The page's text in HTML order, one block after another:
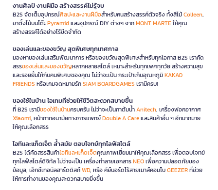
งานศิลป์ งานฝีมือ สร้างสรรค์ไม่รู้จบ
B2S จัดเต็มอุปกรณ์ศิลปะและงานฝีมือสำหรับคนสร้างสรรค์ตัวจริง ทั้งสีไม้Colleen,
ขาตั้งไม้บนโต๊ะPyramidและอุปกรณ์ DIY ต่างๆ จากMONT MARTEให้คุณ
สร้างสรรค์ได้อย่างไร้ขีดจำกัด
ของเล่นและของขวัญ สุดพิเศษทุกเทศกาล
มองหาของเล่นเสริมพัฒนาการ หรือของขวัญสุดพิเศษสำหรับทุกโอกาส B2S เราคัด
สรรของเล่นและของขวัญหลากหลายสไตล์ เหมาะสำหรับทุกเพศทุกวัย สร้างความสุข
และรอยยิ้มให้กับคนพิเศษของคุณ ไม่ว่าจะเป็น กระเป๋าเก็บอุณหภูมิKAKAO
FRIENDS หรือเกมจดหมายรักSIAM BOARDGAMES เรามีครบ!
ของใช้ในบ้าน ไอเทมที่ช่วยให้ชีวิตสะดวกสบายขึ้น
ที่ B2S เรามีของใช้ในบ้านครบครัน ไม่ว่าจะเป็นกาต้มน้ำAnitech, เครื่องฟอกอากาศ
Xiaomi, หน้ากากอนามัยทางการแพทย์Double A Careและสินค้าอื่น ๆ อีกมากมาย
ให้คุณเลือกสรร
ไอทีและแก็ดเจ็ต ล้ำสมัย ตอบโจทย์ทุกไลฟ์สไตล์
B2S ได้คัดสรรสินค้าไอทีและแก็ดเจ็ตคุณภาพเยี่ยมมาให้คุณเลือกสรร เพื่อตอบโจทย์
ทุกไลฟ์สไตล์ดิจิทัล ไม่ว่าจะเป็น เครื่องทำลายเอกสารNEOเพื่อความปลอดภัยของ
ข้อมูล, เอ็กซ์เทอนัลฮาร์ดดิสก์WD, หรือ คีย์บอร์ดไร้สายเมาส์คอมโบGEEZERที่ช่วย
ให้การทำงานของคุณสะดวกสบายยิ่งขึ้น